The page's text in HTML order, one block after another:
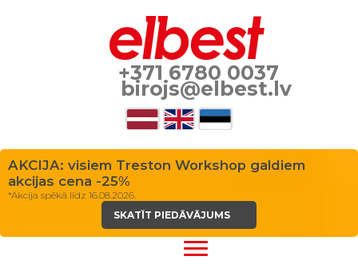
+371 6780 0037
birojs@elbest.lv
AKCIJA: visiem Treston Workshop galdiem
akcijas cena -25%
*Akcija spēkā līdz 16.08.2026.
SKATĪT PIEDĀVĀJUMS